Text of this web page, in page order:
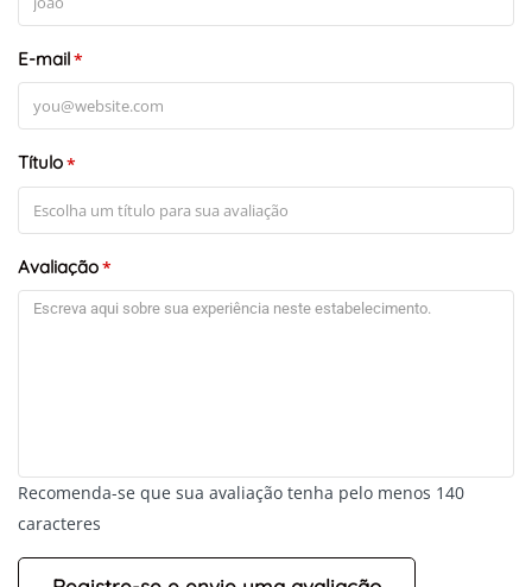
E-mail*
Título*
Avaliação*
Recomenda-se que sua avaliação tenha pelo menos 140
caracteres